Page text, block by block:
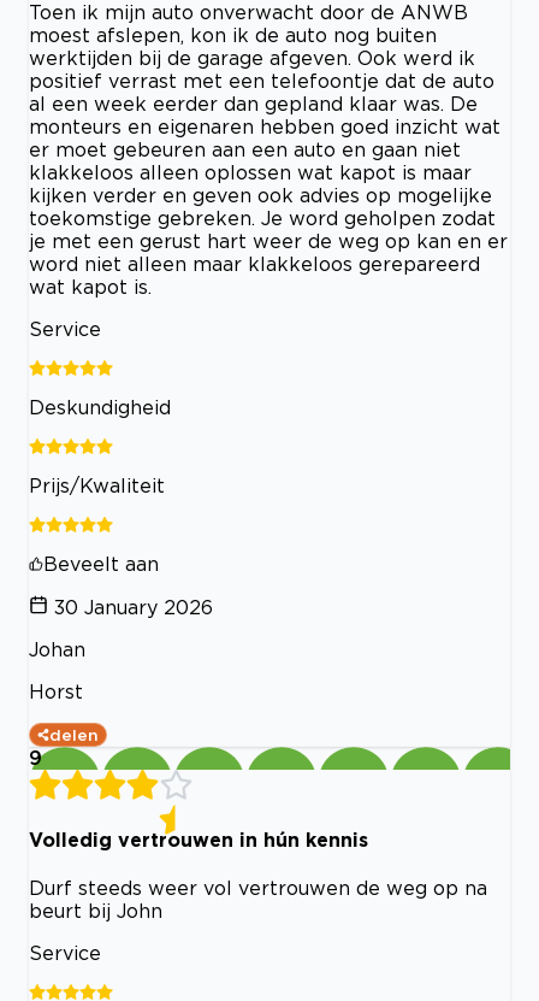
Toen ik mijn auto onverwacht door de ANWB
moest afslepen, kon ik de auto nog buiten
werktijden bij de garage afgeven. Ook werd ik
positief verrast met een telefoontje dat de auto
al een week eerder dan gepland klaar was. De
monteurs en eigenaren hebben goed inzicht wat
er moet gebeuren aan een auto en gaan niet
klakkeloos alleen oplossen wat kapot is maar
kijken verder en geven ook advies op mogelijke
toekomstige gebreken. Je word geholpen zodat
je met een gerust hart weer de weg op kan en er
word niet alleen maar klakkeloos gerepareerd
wat kapot is.
Service
Deskundigheid
Prijs/Kwaliteit
Beveelt aan
30 January 2026
Johan
Horst
delen
9
Volledig vertrouwen in hún kennis
Durf steeds weer vol vertrouwen de weg op na
beurt bij John
Service